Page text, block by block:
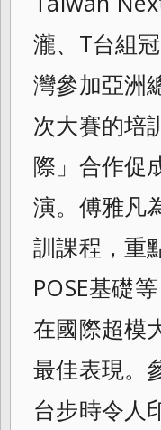
瀧、T台組
灣參加亞洲
次大賽的培
際」合作促
演。傅雅凡
訓課程，重
POSE基礎
在國際超模
最佳表現。
台步時令人